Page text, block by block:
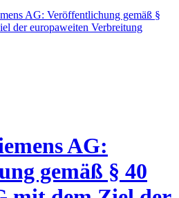
AG: Veröffentlichung gemäß §
der europaweiten Verbreitung
AG:
gemäß § 40